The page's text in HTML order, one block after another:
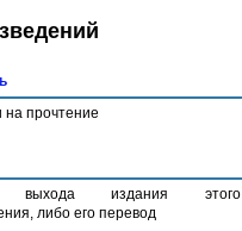
на прочтение
выхода издания этого
либо его перевод